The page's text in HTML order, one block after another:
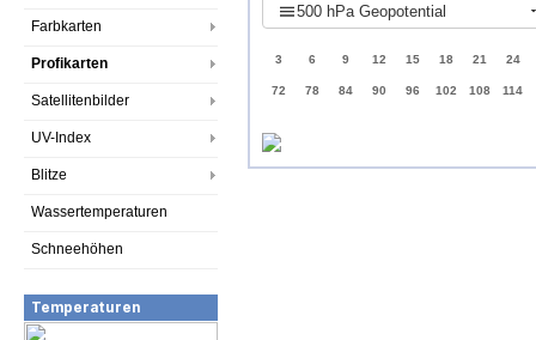
Farbkarten
Profikarten
Satellitenbilder
UV-Index
Blitze
Wassertemperaturen
Schneehöhen
Temperaturen
500 hPa Geopotential
3 6 9 12 15 18 21 24
72 78 84 90 96 102 108 114